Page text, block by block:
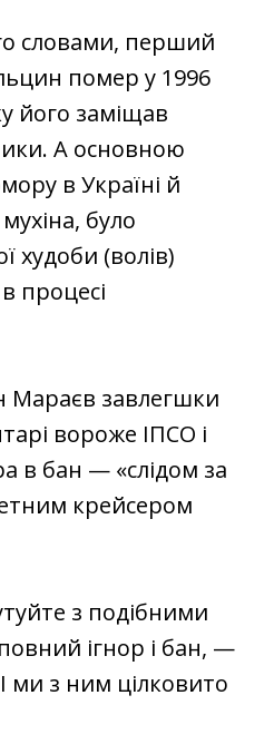
словами, перший
помер у 1996
його заміщав
А основною
в Україні й
було
худоби (волів)
процесі
Мараєв завлегшки
вороже ІПСО і
в бан — «слідом за
крейсером
з подібними
ігнор і бан, —
ми з ним цілковито